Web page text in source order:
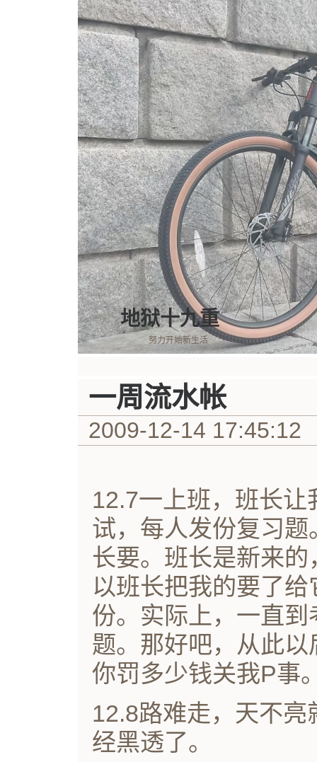
地狱十九重
努力开始新生活
一周流水帐
2009-12-14 17:45:12
12.7一上班，班长
试，每人发份复习
长要。班长是新来
以班长把我的要了
份。实际上，一直
题。那好吧，从此
你罚多少钱关我P事
12.8路难走，天不
经黑透了。